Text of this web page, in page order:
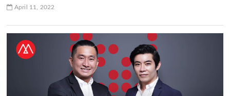
April 11, 2022